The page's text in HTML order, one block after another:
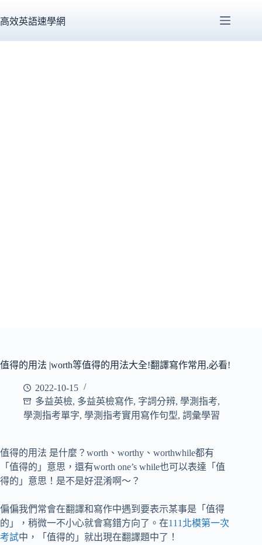
至
高效英語速學網
值得的用法 |worth等值得的用法大全!翻譯寫作常用,必看!
2022-10-15
多益英檢, 多益英檢寫作, 字詞分辨, 學測指考,
學測指考單字, 學測指考實用寫作句型, 詞彙學習
值得的用法 是什麼？worth、worthy、worthwhile都有
「值得的」意思，還有worth one’s while也可以表達「值
得的」意思！是不是好混淆啊～？
偏偏我們常會在翻譯和寫作中遇到要表示某事是「值得
的」，稍微一不小心就會寫錯方向了。在111北模第一次
考試中，「值得的」就出現在翻譯題中了！